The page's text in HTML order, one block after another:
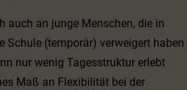
auch an junge Menschen, die in
Schule (temporär) verweigert haben
nur wenig Tagesstruktur erlebt
Maß an Flexibilität bei der